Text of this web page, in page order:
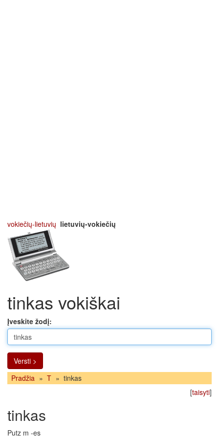
vokiečių-lietuvių lietuvių-vokiečių
tinkas vokiškai
Įveskite žodį:
Versti >
Pradžia » T » tinkas
[taisyti]
tinkas
Putz m -es